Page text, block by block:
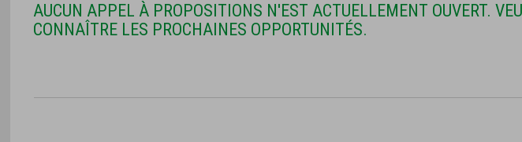
AUCUN APPEL À PROPOSITIONS N'EST ACTUELLEMENT OUVERT.
CONNAÎTRE LES PROCHAINES OPPORTUNITÉS.